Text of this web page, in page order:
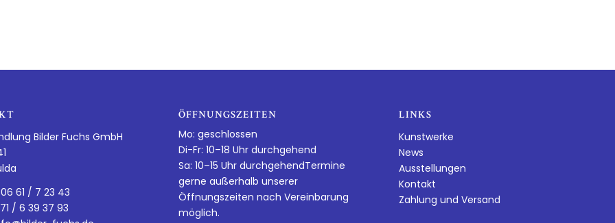
Bilder Fuchs GmbH
61 / 7 23 43
/ 6 39 37 93
ÖFFNUNGSZEITEN
Mo: geschlossen
Di-Fr: 10–18 Uhr durchgehend
Sa: 10–15 Uhr durchgehendTermine
gerne außerhalb unserer
Öffnungszeiten nach Vereinbarung
möglich.
LINKS
Kunstwerke
News
Ausstellungen
Kontakt
Zahlung und Versand